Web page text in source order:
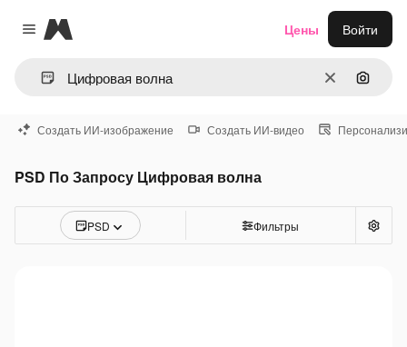
Close menu
Magnific
ОчиститьПоиск
Цены Войти
Создать ИИ-изображение Создать ИИ-видео
PSD По Запросу Цифровая волна
PSD Фильтры